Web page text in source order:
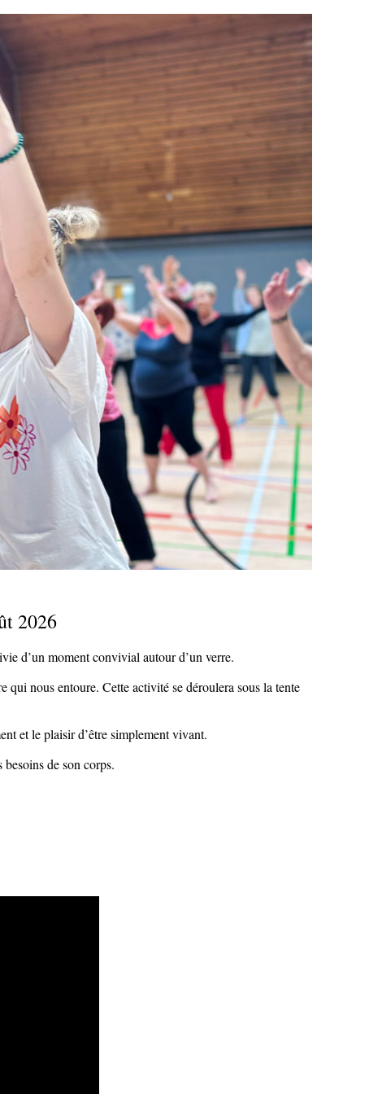
2026
d’un moment convivial autour d’un verre.
nous entoure. Cette activité se déroulera sous la tente
et le plaisir d’être simplement vivant.
de son corps.